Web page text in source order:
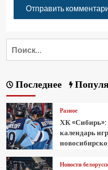
Последнее
Разное
ХК «Сибирь»:
календарь
Новости